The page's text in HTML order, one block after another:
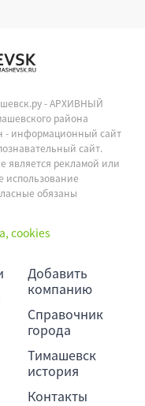
- АРХИВНЫЙ
района
- информационный сайт
сайт.
является рекламой или
использование
обязаны
cookies
Добавить
компанию
Справочник
города
Тимашевск
история
Контакты